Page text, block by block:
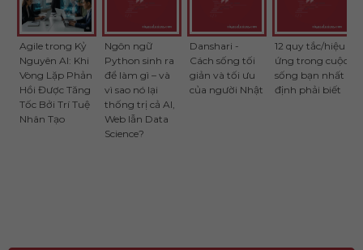
Agile trong Kỷ
Nguyên AI: Khi
Vòng Lặp Phản
Hồi Được Tăng
Tốc Bởi Trí Tuệ
Ngôn ngữ
Python sinh ra
để làm gì – và
vì sao nó lại
thống trị cả AI,
Web lẫn Data
Danshari -
Cách sống tối
giản và tối ưu
12 quy tắc/hiệu
ứng trong cuộc
sống bạn nhất